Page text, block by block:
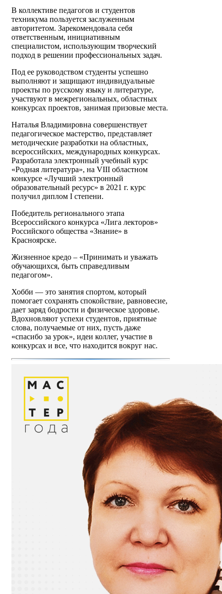
В коллективе педагогов и студентов
техникума пользуется заслуженным
авторитетом. Зарекомендовала себя
ответственным, инициативным
специалистом, использующим творческий
подход в решении профессиональных задач.
Под ее руководством студенты успешно
выполняют и защищают индивидуальные
проекты по русскому языку и литературе,
участвуют в межрегиональных, областных
конкурсах проектов, занимая призовые места.
Наталья Владимировна совершенствует
педагогическое мастерство, представляет
методические разработки на областных,
всероссийских, международных конкурсах.
Разработала электронный учебный курс
«Родная литература», на VIII областном
конкурсе «Лучший электронный
образовательный ресурс» в 2021 г. курс
получил диплом I степени.
Победитель регионального этапа
Всероссийского конкурса «Лига лекторов»
Российского общества «Знание» в
Красноярске.
Жизненное кредо – «Принимать и уважать
обучающихся, быть справедливым
педагогом».
Хобби — это занятия спортом, который
помогает сохранять спокойствие, равновесие,
дает заряд бодрости и физическое здоровье.
Вдохновляют успехи студентов, приятные
слова, получаемые от них, пусть даже
«спасибо за урок», идеи коллег, участие в
конкурсах и все, что находится вокруг нас.